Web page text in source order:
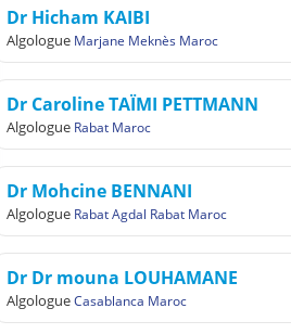
Dr Hicham KAIBI
Algologue Marjane Meknès Maroc
Dr Caroline TAÏMI PETTMANN
Algologue Rabat Maroc
Dr Mohcine BENNANI
Algologue Rabat Agdal Rabat Maroc
Dr Dr mouna LOUHAMANE
AlgologueCasablanca Maroc